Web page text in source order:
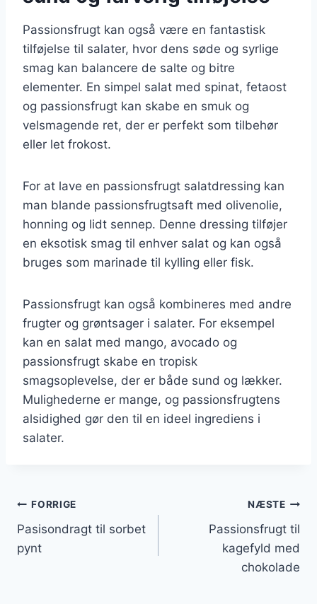
Passionsfrugt kan også være en fantastisk
tilføjelse til salater, hvor dens søde og syrlige
smag kan balancere de salte og bitre
elementer. En simpel salat med spinat, fetaost
og passionsfrugt kan skabe en smuk og
velsmagende ret, der er perfekt som tilbehør
eller let frokost.
For at lave en passionsfrugt salatdressing kan
man blande passionsfrugtsaft med olivenolie,
honning og lidt sennep. Denne dressing tilføjer
en eksotisk smag til enhver salat og kan også
bruges som marinade til kylling eller fisk.
Passionsfrugt kan også kombineres med andre
frugter og grøntsager i salater. For eksempel
kan en salat med mango, avocado og
passionsfrugt skabe en tropisk
smagsoplevelse, der er både sund og lækker.
Mulighederne er mange, og passionsfrugtens
alsidighed gør den til en ideel ingrediens i
salater.
Indlægsnavigation
FORRIGE
Pasisondragt til sorbet
pynt
NÆSTE
Passionsfrugt til
kagefyld med
chokolade